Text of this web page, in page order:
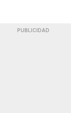
PUBLICIDAD